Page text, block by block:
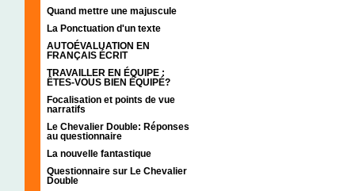
Quand mettre une majuscule
La Ponctuation d'un texte
AUTOÉVALUATION EN
FRANÇAIS ÉCRIT
TRAVAILLER EN ÉQUIPE :
ÊTES-VOUS BIEN ÉQUIPÉ?
Focalisation et points de vue
narratifs
Le Chevalier Double: Réponses
au questionnaire
La nouvelle fantastique
Questionnaire sur Le Chevalier
Double